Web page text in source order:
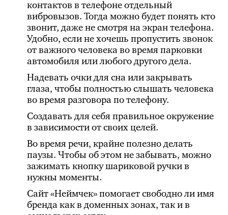
контактов в телефоне отдельный
вибровызов. Тогда можно будет понять кто
звонит, даже не смотря на экран телефона.
Удобно, если не хочешь пропустить звонок
от важного человека во время парковки
автомобиля или любого другого дела.
Надевать очки для сна или закрывать
глаза, чтобы полностью слышать человека
во время разговора по телефону.
Создавать для себя правильное окружение
в зависимости от своих целей.
Во время речи, крайне полезно делать
паузы. Чтобы об этом не забывать, можно
зажимать кнопку шариковой ручки в
нужны моменты.
Сайт «Неймчек» помогает свободно ли имя
бренда как в доменных зонах, так и в